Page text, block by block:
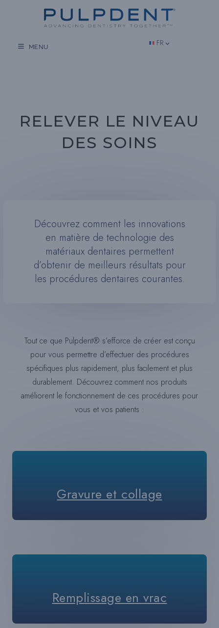
MENU FR
RELEVER LE NIVEAU
DES SOINS
Découvrez comment les innovations
en matière de technologie des
matériaux dentaires permettent
d’obtenir de meilleurs résultats pour
les procédures dentaires courantes.
Tout ce que Pulpdent® s’efforce de créer est conçu
pour vous permettre d’effectuer des procédures
spécifiques plus rapidement, plus facilement et plus
durablement. Découvrez comment nos produits
améliorent le fonctionnement de ces procédures pour
vous et vos patients :
Gravure et collage
Remplissage en vrac